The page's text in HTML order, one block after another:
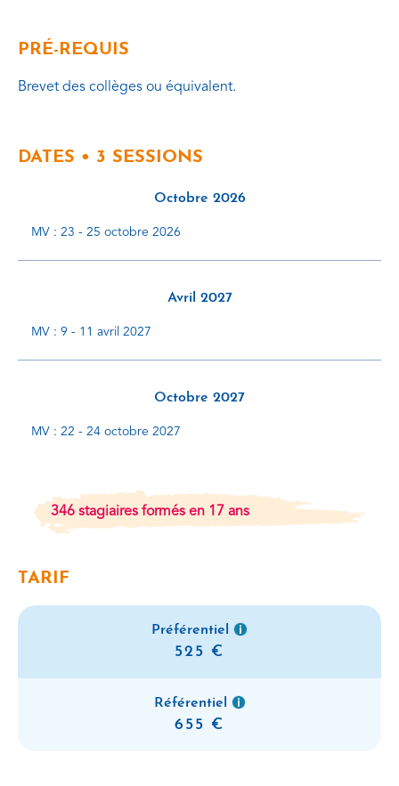
PRÉ-REQUIS
Brevet des collèges ou équivalent.
DATES • 3 SESSIONS
Octobre 2026
MV : 23 - 25 octobre 2026
Avril 2027
MV : 9 - 11 avril 2027
Octobre 2027
MV : 22 - 24 octobre 2027
346 stagiaires formés en 17 ans
TARIF
Préférentiel
525
Référentiel
655